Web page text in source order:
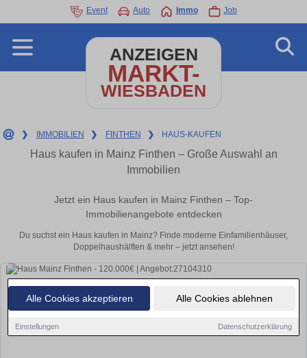
Alle Cookies akzeptieren Alle Cookies ablehnen
Einstellungen Datenschutzerklärung
Event Auto Immo Job
ANZEIGEN
MARKT-
WIESBADEN
❯ IMMOBILIEN ❯ FINTHEN ❯ HAUS-KAUFEN
Haus kaufen in Mainz Finthen – Große Auswahl an
Immobilien
Jetzt ein Haus kaufen in Mainz Finthen – Top-
Immobilienangebote entdecken
Du suchst ein Haus kaufen in Mainz? Finde moderne Einfamilienhäuser,
Doppelhaushälften & mehr – jetzt ansehen!